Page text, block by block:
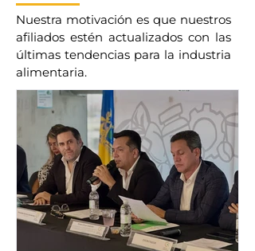
Nuestra motivación es que nuestros
afiliados estén actualizados con las
últimas tendencias para la industria
alimentaria.